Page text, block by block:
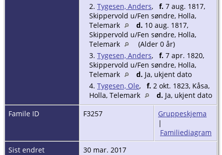
2. Tygesen, Anders, f. 7 aug. 1817,
Skippervold u/Fen søndre, Holla,
Telemark
d. 10 aug. 1817,
Skippervold u/Fen søndre, Holla,
Telemark
(Alder 0 år)
3. Tygesen, Anders, f. 7 apr. 1820,
Skippervold u/Fen søndre, Holla,
Telemark
d. Ja, ukjent dato
4. Tygesen, Ole, f. 2 okt. 1823, Kåsa,
Holla, Telemark
d. Ja, ukjent dato
Famile ID
F3257
Gruppeskjema
|
Familiediagram
Sist endret
30 mar. 2017